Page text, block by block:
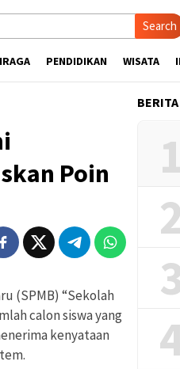
Search
PENDIDIKAN WISATA
Poin
(SPMB) “Sekolah
calon siswa yang
kenyataan